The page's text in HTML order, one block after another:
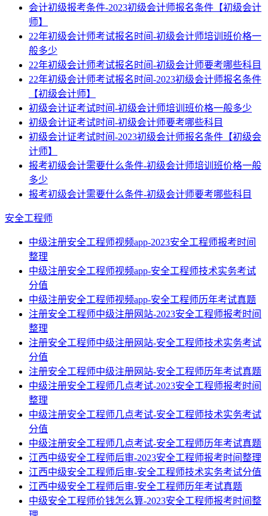
会计初级报考条件-2023初级会计师报名条件【初级会计
师】
22年初级会计师考试报名时间-初级会计师培训班价格一
般多少
22年初级会计师考试报名时间-初级会计师要考哪些科目
22年初级会计师考试报名时间-2023初级会计师报名条件
【初级会计师】
初级会计证考试时间-初级会计师培训班价格一般多少
初级会计证考试时间-初级会计师要考哪些科目
初级会计证考试时间-2023初级会计师报名条件【初级会
计师】
报考初级会计需要什么条件-初级会计师培训班价格一般
多少
报考初级会计需要什么条件-初级会计师要考哪些科目
安全工程师
中级注册安全工程师视频app-2023安全工程师报考时间
整理
中级注册安全工程师视频app-安全工程师技术实务考试
分值
中级注册安全工程师视频app-安全工程师历年考试真题
注册安全工程师中级注册网站-2023安全工程师报考时间
整理
注册安全工程师中级注册网站-安全工程师技术实务考试
分值
注册安全工程师中级注册网站-安全工程师历年考试真题
中级注册安全工程师几点考试-2023安全工程师报考时间
整理
中级注册安全工程师几点考试-安全工程师技术实务考试
分值
中级注册安全工程师几点考试-安全工程师历年考试真题
江西中级安全工程师后审-2023安全工程师报考时间整理
江西中级安全工程师后审-安全工程师技术实务考试分值
江西中级安全工程师后审-安全工程师历年考试真题
中级安全工程师价钱怎么算-2023安全工程师报考时间整